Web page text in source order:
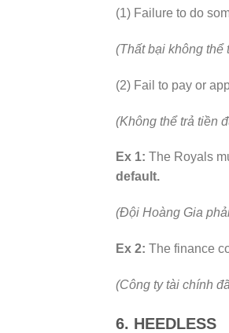
(1) Failure to do
(Thất bại không thể
(2) Fail to pay or
(Không thể trả tiền
Ex 1: The Royals
default.
(Đội Hoàng Gia
Ex 2: The finance
(Công ty tài chính
6. HEEDLESS